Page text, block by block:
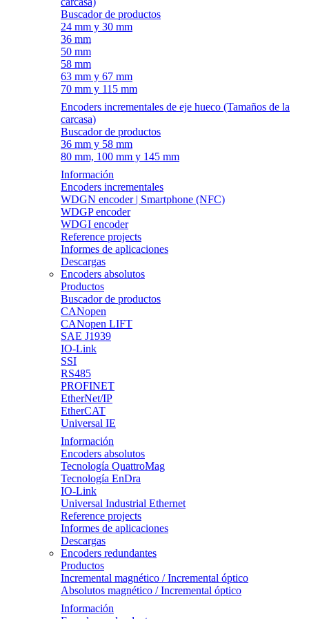
Buscador de productos
24 mm y 30 mm
36 mm
50 mm
58 mm
63 mm y 67 mm
70 mm y 115 mm
Encoders incrementales de eje hueco (Tamaños de la
carcasa)
Buscador de productos
36 mm y 58 mm
80 mm, 100 mm y 145 mm
Información
Encoders incrementales
WDGN encoder | Smartphone (NFC)
WDGP encoder
WDGI encoder
Reference projects
Informes de aplicaciones
Descargas
Encoders absolutos
Productos
Buscador de productos
CANopen
CANopen LIFT
SAE J1939
IO-Link
SSI
RS485
PROFINET
EtherNet/IP
EtherCAT
Universal IE
Información
Encoders absolutos
Tecnología QuattroMag
Tecnología EnDra
IO-Link
Universal Industrial Ethernet
Reference projects
Informes de aplicaciones
Descargas
Encoders redundantes
Productos
Incremental magnético / Incremental óptico
Absolutos magnético / Incremental óptico
Información